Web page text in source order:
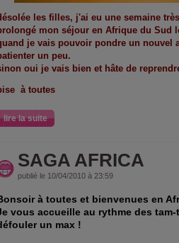
les filles, j'ai eu une semaine
mon séjour en Afrique du Sud
je vais pouvoir pondre un nouvel
un peu.
oui je vais bien et hâte de
à toutes
lire la suite
SAGA AFRICA
publié le 10/04/2010 à 23:59
à toutes et bienvenues en
vous accueille au rythme des
un max !